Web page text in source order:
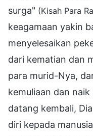
surga" (Kisah Para
keagamaan yakin
menyelesaikan
dari kematian dan
para murid-Nya,
kemuliaan dan
datang kembali,
diri kepada